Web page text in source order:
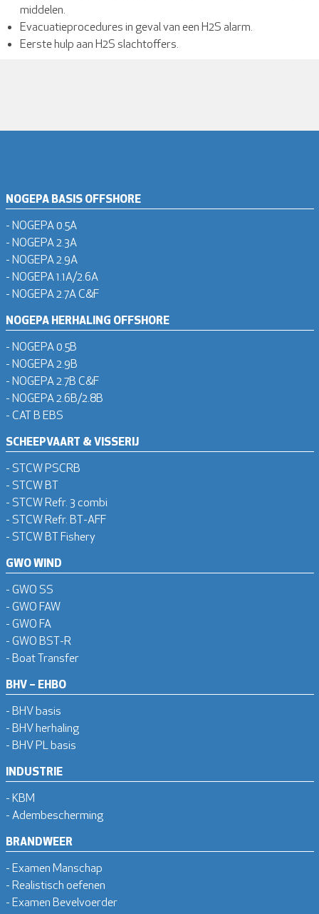
middelen.
Evacuatieprocedures in geval van een H2S alarm.
Eerste hulp aan H2S slachtoffers.
NOGEPA BASIS OFFSHORE
- NOGEPA 0.5A
- NOGEPA 2.3A
- NOGEPA 2.9A
- NOGEPA 1.1A/2.6A
- NOGEPA 2.7A C&F
NOGEPA HERHALING OFFSHORE
- NOGEPA 0.5B
- NOGEPA 2.9B
- NOGEPA 2.7B C&F
- NOGEPA 2.6B/2.8B
- CAT B EBS
SCHEEPVAART & VISSERIJ
- STCW PSCRB
- STCW BT
- STCW Refr. 3 combi
- STCW Refr. BT-AFF
- STCW BT Fishery
GWO WIND
- GWO SS
- GWO FAW
- GWO FA
- GWO BST-R
- Boat Transfer
BHV – EHBO
- BHV basis
- BHV herhaling
- BHV PL basis
INDUSTRIE
- KBM
- Adembescherming
BRANDWEER
- Examen Manschap
- Realistisch oefenen
- Examen Bevelvoerder